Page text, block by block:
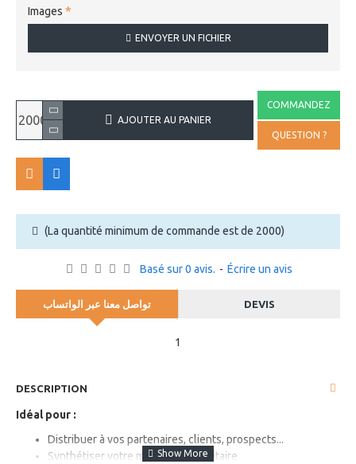
Basé sur 0 avis. - Écrire un avis
Images
ENVOYER UN FICHIER
AJOUTER AU PANIER
COMMANDEZ
QUESTION ?
(La quantité minimum de commande est de 2000)
تواصل معنا عبر الواتساب DEVIS
1
DESCRIPTION
Idéal pour :
Distribuer à vos partenaires, clients, prospects...
Synthétiser votre message publicitaire